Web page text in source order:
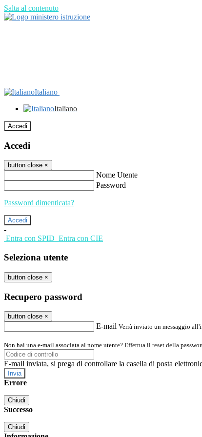
Salta al contenuto
Italiano
Italiano
Accedi
Accedi
button close ×
Nome Utente
Password
Password dimenticata?
-
Entra con SPID Entra con CIE
Seleziona utente
button close ×
Recupero password
button close ×
E-mail Verrà inviato un messaggio
Non hai una e-mail associata al nome utente? Effettua il reset della
E-mail inviata, si prega di controllare la casella di posta
Errore
Chiudi
Successo
Chiudi